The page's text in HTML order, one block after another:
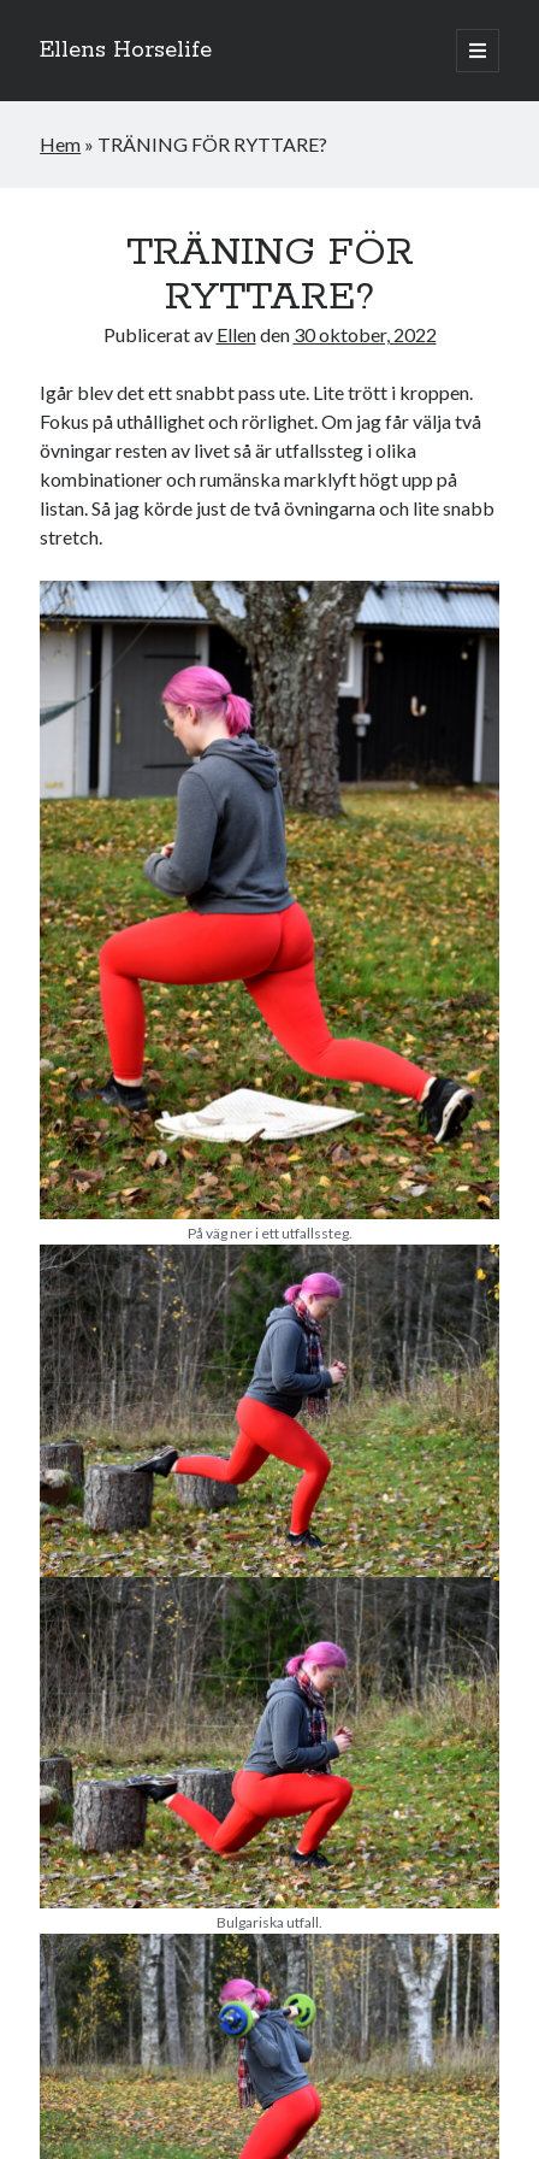
Ellens Horselife
öppna
primär
Sidopanel
Hej och välkomna till min blogg! Jag heter Ellen och är född 1996. På
denna bloggen kan ni följa min resa med hästarna, från ponnytävlingar i
dressyr & hoppning till MSV hopp & dressyr på stor häst.
Sök
Sök
Senaste inläggen
KODEN ÄR KNÄCKT
PALLE; dagens hoppning!
UPPTÄCKSFÄRD
VI TRÄNAR VIDARE!
MYCKET FLUGOR
Kategorier
Allmänt(997)
Extrahästar
(58)
Hållidej(276)
Heart of Hope(40)
Heart Paal(217)
Idun(141)
Källhults Spotless(163)
Min Träning(220)
Ninlil(35)
Personligt/Åsikter(161)
Resor(111)
Tävling (159)
Träningar(63)
Utrustning(47)
Senaste kommentarerna
EllenomVINST!!!
CamillaomVINST!!!
EllenomJOSEF
EllenomSPAM
CamillaomSPAM
oktober 2022
M T O T F L
S
1
2
3
4 5 6 7 8
9
10
11 12 13 14 15
16
17
18 19 20 21 22
23
24
25 26 27 28 29
30
31
« sep nov »
Arkiv
Hem » TRÄNING FÖR RYTTARE?
TRÄNING FÖR
RYTTARE?
Publicerat av Ellenden 30 oktober, 2022
Igår blev det ett snabbt pass ute. Lite trött i kroppen.
Fokus på uthållighet och rörlighet. Om jag får välja två
övningar resten av livet så är utfallssteg i olika
kombinationer och rumänska marklyft högt upp på
listan. Så jag körde just de två övningarna och lite snabb
stretch.
På väg ner i ett utfallssteg.
Bulgariska utfall.